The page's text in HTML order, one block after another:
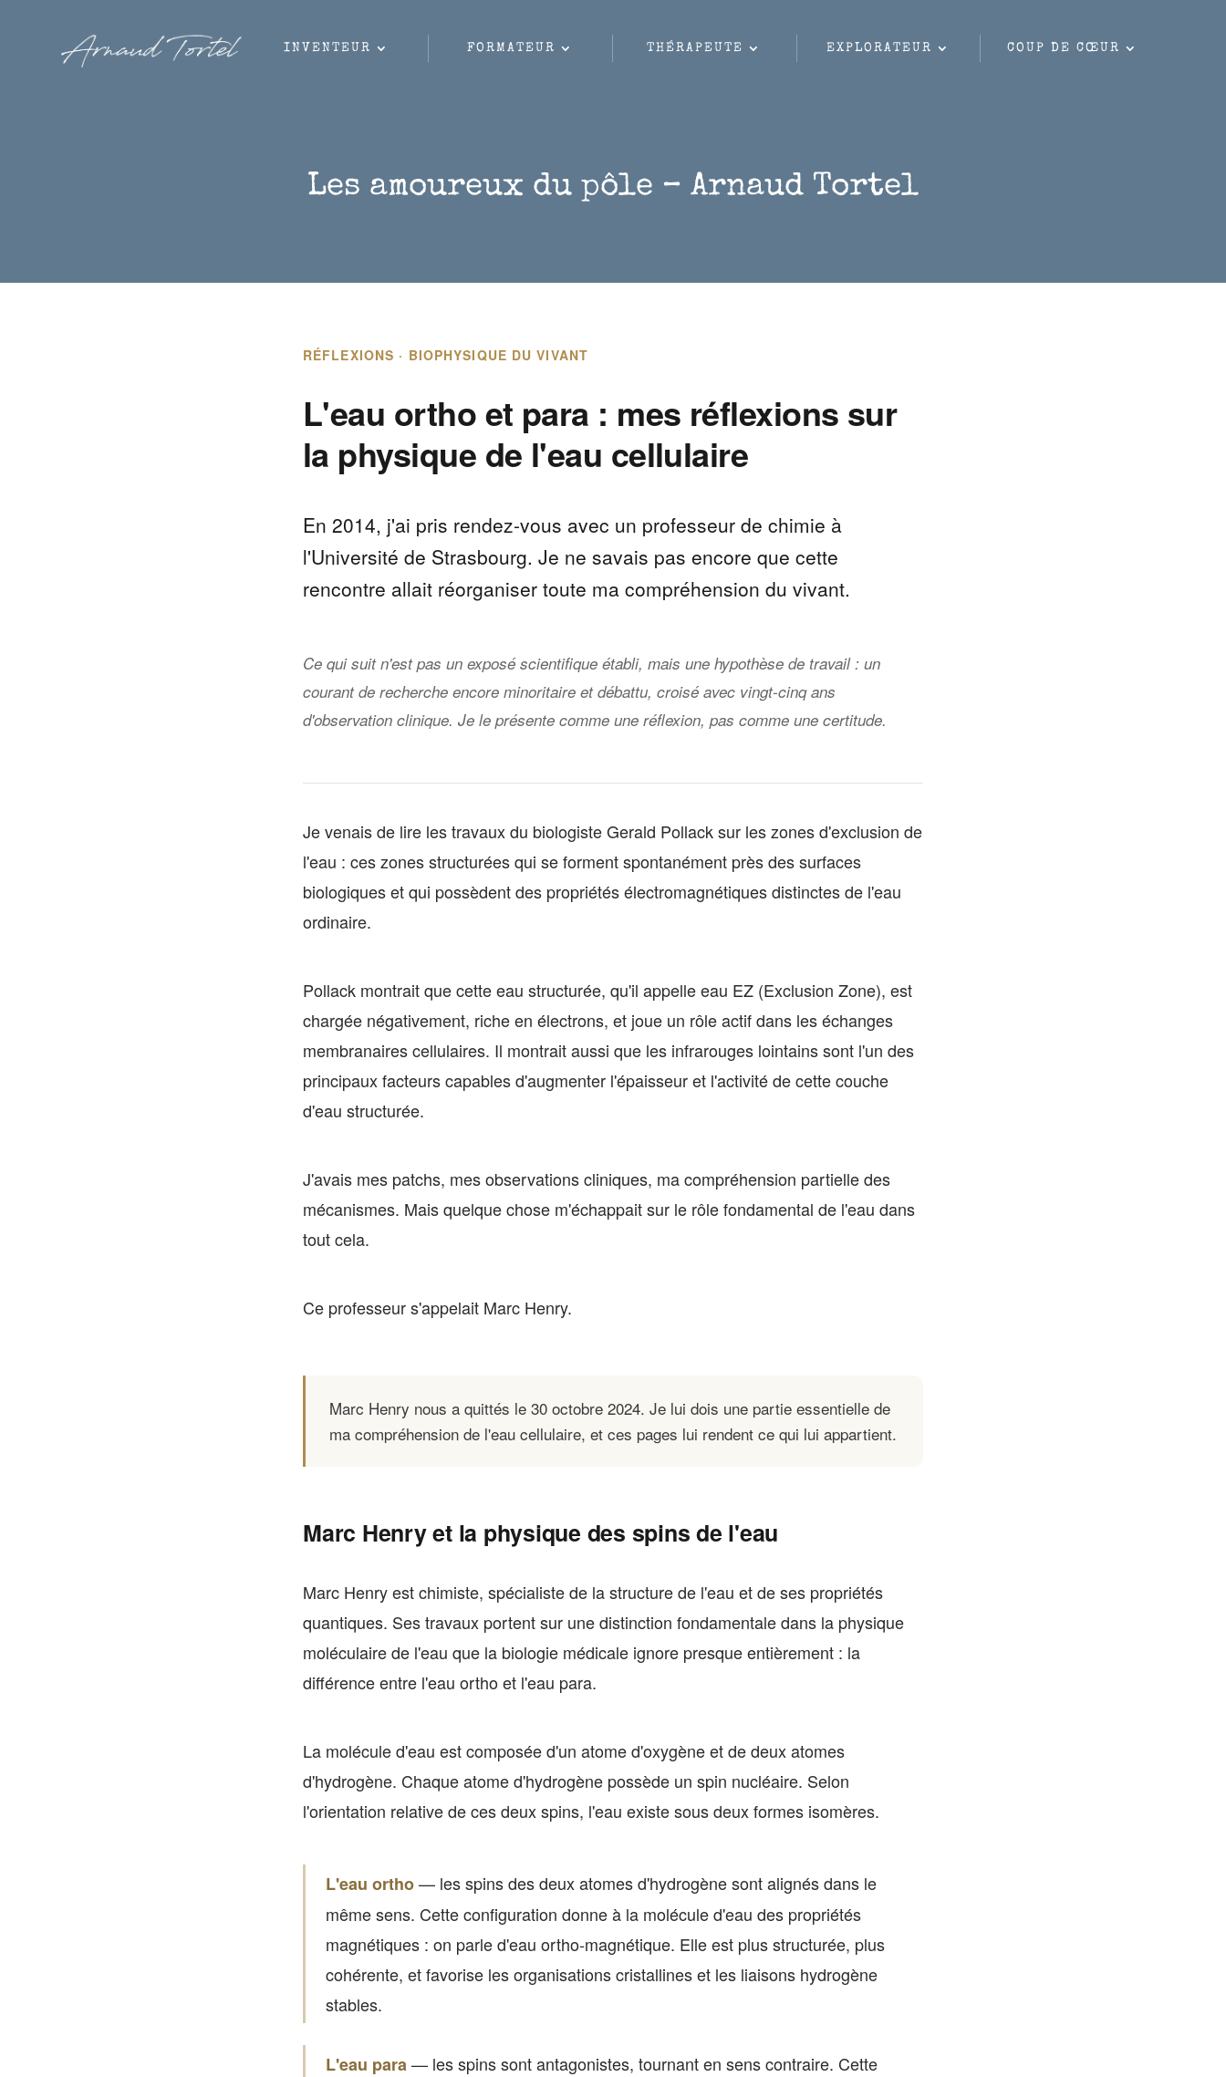
INVENTEUR FORMATEUR THÉRAPEUTE EXPLORATEUR COUP DE CŒUR
Les amoureux du pôle – Arnaud Tortel
RÉFLEXIONS · BIOPHYSIQUE DU VIVANT
L'eau ortho et para : mes réflexions sur
la physique de l'eau cellulaire
En 2014, j'ai pris rendez-vous avec un professeur de chimie à
l'Université de Strasbourg. Je ne savais pas encore que cette
rencontre allait réorganiser toute ma compréhension du vivant.
Ce qui suit n'est pas un exposé scientifique établi, mais une hypothèse de travail : un
courant de recherche encore minoritaire et débattu, croisé avec vingt-cinq ans
d'observation clinique. Je le présente comme une réflexion, pas comme une certitude.
Je venais de lire les travaux du biologiste Gerald Pollack sur les zones d'exclusion de
l'eau : ces zones structurées qui se forment spontanément près des surfaces
biologiques et qui possèdent des propriétés électromagnétiques distinctes de l'eau
ordinaire.
Pollack montrait que cette eau structurée, qu'il appelle eau EZ (Exclusion Zone), est
chargée négativement, riche en électrons, et joue un rôle actif dans les échanges
membranaires cellulaires. Il montrait aussi que les infrarouges lointains sont l'un des
principaux facteurs capables d'augmenter l'épaisseur et l'activité de cette couche
d'eau structurée.
J'avais mes patchs, mes observations cliniques, ma compréhension partielle des
mécanismes. Mais quelque chose m'échappait sur le rôle fondamental de l'eau dans
tout cela.
Ce professeur s'appelait Marc Henry.
Marc Henry nous a quittés le 30 octobre 2024. Je lui dois une partie essentielle de
ma compréhension de l'eau cellulaire, et ces pages lui rendent ce qui lui appartient.
Marc Henry et la physique des spins de l'eau
Marc Henry est chimiste, spécialiste de la structure de l'eau et de ses propriétés
quantiques. Ses travaux portent sur une distinction fondamentale dans la physique
moléculaire de l'eau que la biologie médicale ignore presque entièrement : la
différence entre l'eau ortho et l'eau para.
La molécule d'eau est composée d'un atome d'oxygène et de deux atomes
d'hydrogène. Chaque atome d'hydrogène possède un spin nucléaire. Selon
l'orientation relative de ces deux spins, l'eau existe sous deux formes isomères.
L'eau ortho— les spins des deux atomes d'hydrogène sont alignés dans le
même sens. Cette configuration donne à la molécule d'eau des propriétés
magnétiques : on parle d'eau ortho-magnétique. Elle est plus structurée, plus
cohérente, et favorise les organisations cristallines et les liaisons hydrogène
stables.
L'eau para— les spins sont antagonistes, tournant en sens contraire. Cette